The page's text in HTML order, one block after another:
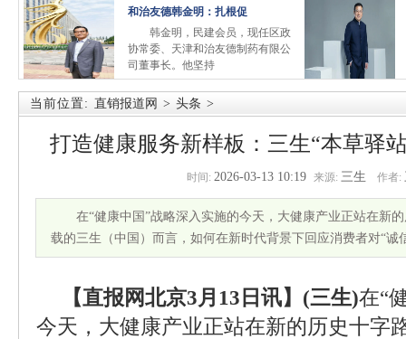
和治友德韩金明：扎根促
韩金明，民建会员，现任区政
协常委、天津和治友德制药有限公
司董事长。他坚持
当前位置: 直销报道网 > 头条 >
打造健康服务新样板：三生“本草驿
时间: 2026-03-13 10:19 来源: 三生 作者:
在“健康中国”战略深入实施的今天，大健康产业正站在新
载的三生（中国）而言，如何在新时代背景下回应消费者对“诚
【直报网北京3月13日讯】(三生)在“
今天，大健康产业正站在新的历史十字